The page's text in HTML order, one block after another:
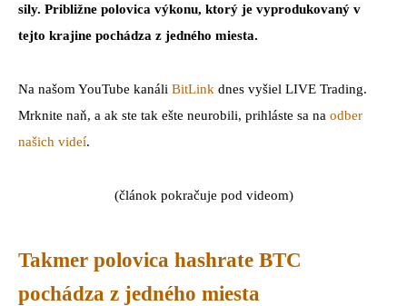
sily. Približne polovica výkonu, ktorý je vyprodukovaný v
tejto krajine pochádza z jedného miesta.
Na našom YouTube kanáli BitLink dnes vyšiel LIVE Trading.
Mrknite naň, a ak ste tak ešte neurobili, prihláste sa na odber
našich videí.
(článok pokračuje pod videom)
Takmer polovica hashrate BTC
pochádza z jedného miesta